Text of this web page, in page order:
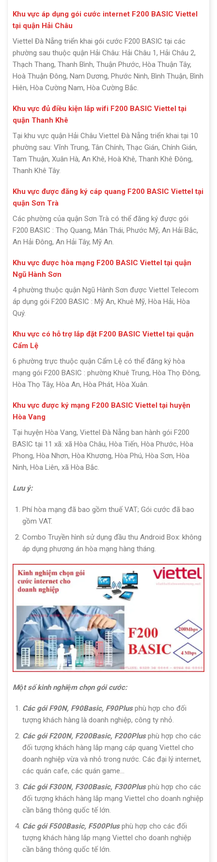
Khu vực áp dụng gói cước internet F200 BASIC Viettel
tại quận Hải Châu
Viettel Đà Nẵng triển khai gói cước F200 BASIC tại các
phường sau thuộc quận Hải Châu: Hải Châu 1, Hải Châu 2,
Thạch Thang, Thanh Bình, Thuận Phước, Hòa Thuận Tây,
Hoà Thuận Đông, Nam Dương, Phước Ninh, Bình Thuận, Bình
Hiên, Hòa Cường Nam, Hòa Cường Bắc.
Khu vực đủ điều kiện lắp wifi F200 BASIC Viettel tại
quận Thanh Khê
Tại khu vực quận Hải Châu Viettel Đà Nẵng triển khai tại 10
phường sau: Vĩnh Trung, Tân Chính, Thạc Gián, Chính Gián,
Tam Thuận, Xuân Hà, An Khê, Hoà Khê, Thanh Khê Đông,
Thanh Khê Tây.
Khu vực được đăng ký cáp quang F200 BASIC Viettel tại
quận Sơn Trà
Các phường của quận Sơn Trà có thể đăng ký được gói
F200 BASIC : Thọ Quang, Mân Thái, Phước Mỹ, An Hải Bắc,
An Hải Đông, An Hải Tây, Mỹ An.
Khu vực được hòa mạng F200 BASIC Viettel tại quận
Ngũ Hành Sơn
4 phường thuộc quận Ngũ Hành Sơn được Viettel Telecom
áp dụng gói F200 BASIC : Mỹ An, Khuê Mỹ, Hòa Hải, Hòa
Quý.
Khu vực có hỗ trợ lắp đặt F200 BASIC Viettel tại quận
Cẩm Lệ
6 phường trực thuộc quận Cẩm Lệ có thể đăng ký hòa
mạng gói F200 BASIC : phường Khuê Trung, Hòa Thọ Đông,
Hòa Thọ Tây, Hòa An, Hòa Phát, Hòa Xuân.
Khu vực được ký mạng F200 BASIC Viettel tại huyện
Hòa Vang
Tại huyện Hòa Vang, Viettel Đà Nẵng ban hành gói F200
BASIC tại 11 xã: xã Hòa Châu, Hòa Tiến, Hòa Phước, Hòa
Phong, Hòa Nhơn, Hòa Khương, Hòa Phú, Hòa Sơn, Hòa
Ninh, Hòa Liên, xã Hòa Bắc.
Lưu ý:
Phí hòa mạng đã bao gồm thuế VAT; Gói cước đã bao
gồm VAT.
Combo Truyền hình sử dụng đầu thu Android Box: không
áp dụng phương án hòa mạng hàng tháng.
Một số kinh nghiệm chọn gói cước:
Các gói F90N, F90Basic, F90Plusphù hợp cho đối
tượng khách hàng là doanh nghiệp, công ty nhỏ.
Các gói F200N, F200Basic, F200Plusphù hợp cho các
đối tượng khách hàng lắp mạng cáp quang Viettel cho
doanh nghiệp vừa và nhỏ trong nước. Các đại lý internet,
các quán cafe, các quán game…
Các gói F300N, F300Basic, F300Plusphù hợp cho các
đối tượng khách hàng lắp mạng Viettel cho doanh nghiệp
cần băng thông quốc tế lớn.
Các gói F500Basic, F500Plusphù hợp cho các đối
tượng khách hàng lắp mạng Viettel cho doanh nghiệp
cần băng thông quốc tế lớn.